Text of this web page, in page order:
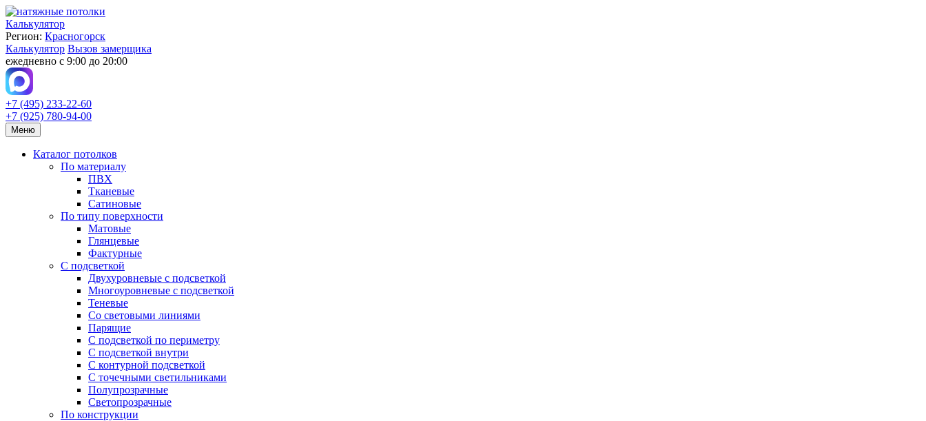
Калькулятор
Регион: Красногорск
Калькулятор Вызов замерщика
ежедневно с 9:00 до 20:00
+7 (495) 233-22-60
+7 (925) 780-94-00
Меню
Каталог потолков
По материалу
ПВХ
Тканевые
Сатиновые
По типу поверхности
Матовые
Глянцевые
Фактурные
С подсветкой
Двухуровневые с подсветкой
Многоуровневые с подсветкой
Теневые
Со световыми линиями
Парящие
С подсветкой по периметру
С подсветкой внутри
С контурной подсветкой
С точечными светильниками
Полупрозрачные
Светопрозрачные
По конструкции